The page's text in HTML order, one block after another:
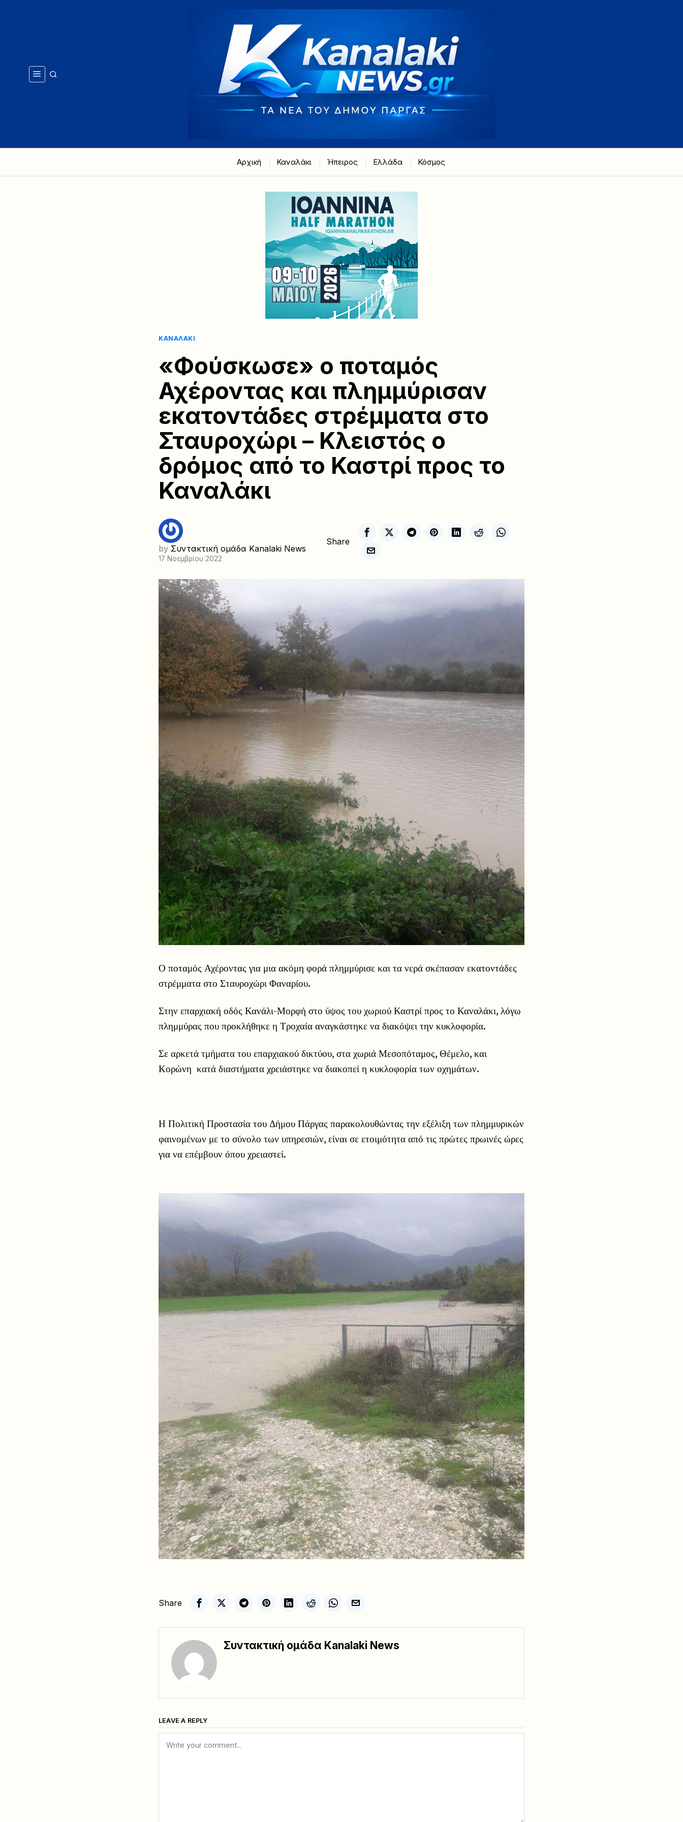
Αρχική Καναλάκι Ήπειρος Ελλάδα Κόσμος
ΚΑΝΑΛΆΚΙ
«Φούσκωσε» ο ποταμός
Αχέροντας και πλημμύρισαν
εκατοντάδες στρέμματα στο
Σταυροχώρι – Κλειστός ο
δρόμος από το Καστρί προς το
Καναλάκι
by Συντακτική ομάδα Kanalaki News
17 Νοεμβρίου 2022
Share
Ο ποταμός Αχέροντας για μια ακόμη φορά πλημμύρισε και τα νερά σκέπασαν εκατοντάδες
στρέμματα στο Σταυροχώρι Φαναρίου.
Στην επαρχιακή οδός Κανάλι-Μορφή στο ύψος του χωριού Καστρί προς το Καναλάκι, λόγω
πλημμύρας που προκλήθηκε η Τροχαία αναγκάστηκε να διακόψει την κυκλοφορία.
Σε αρκετά τμήματα του επαρχιακού δικτύου, στα χωριά Μεσοπόταμος, Θέμελο, και
Κορώνη κατά διαστήματα χρειάστηκε να διακοπεί η κυκλοφορία των οχημάτων.
Η Πολιτική Προστασία του Δήμου Πάργας παρακολουθώντας την εξέλιξη των πλημμυρικών
φαινομένων με το σύνολο των υπηρεσιών, είναι σε ετοιμότητα από τις πρώτες πρωινές ώρες
για να επέμβουν όπου χρειαστεί.
Share
Συντακτική ομάδα Kanalaki News
LEAVE A REPLY